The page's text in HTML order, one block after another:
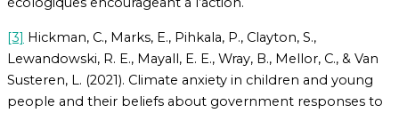
[3] Hickman, C., Marks, E., Pihkala, P., Clayton, S.,
Lewandowski, R. E., Mayall, E. E., Wray, B., Mellor, C., & Van
Susteren, L. (2021). Climate anxiety in children and young
people and their beliefs about government responses to